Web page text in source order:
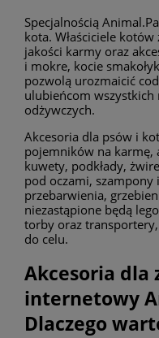
Specjalnością
kota. Właściciele
jakości karmy oraz
i mokre, kocie
pozwolą urozmaicić
ulubieńcom wszystkich
odżywczych.
Akcesoria dla psów i
pojemników na karmę,
kuwety, podkłady,
pod oczami, szampony
przebarwienia,
niezastąpione będą
torby oraz
do celu.
Akcesoria dla
internetowy
Dlaczego